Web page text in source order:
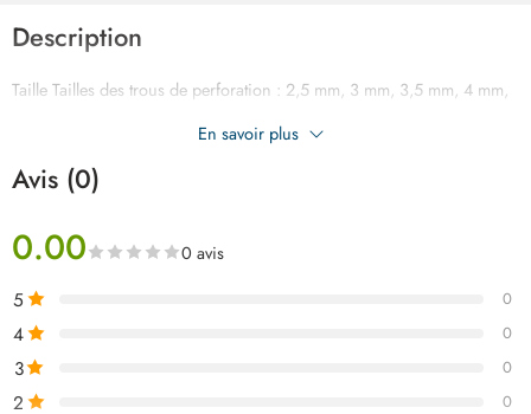
Description
Taille Tailles des trous de perforation : 2,5 mm, 3 mm, 3,5 mm, 4 mm,
En savoir plus
Avis (0)
0.00 0 avis
5 0
4 0
3 0
2 0